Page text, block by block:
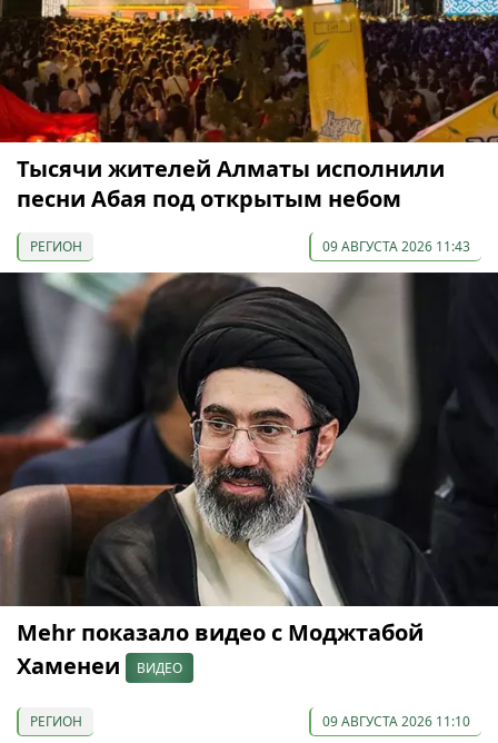
Тысячи жителей Алматы исполнили
песни Абая под открытым небом
РЕГИОН 09 АВГУСТА 2026 11:43
Mehr показало видео с Моджтабой
Хаменеи
ВИДЕО
РЕГИОН 09 АВГУСТА 2026 11:10